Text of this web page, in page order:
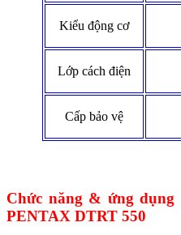
Kiểu động cơ
Lớp cách điện
Cấp bảo vệ
Chức năng & ứng dụng
PENTAX DTRT 550